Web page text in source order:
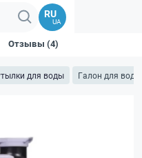
RU
UA
для воды Галон для
Отзывы (4)